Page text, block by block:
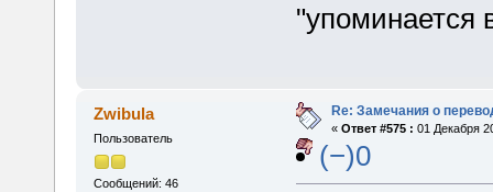
"упоминается
Zwibula
Пользователь
Сообщений: 46
Re: Замечания о
« Ответ #575 : 01 Декабря
(−)0